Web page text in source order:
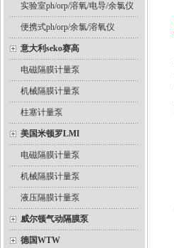
实验室ph/orp/溶氧/电导/余氯仪
便携式ph/orp/余氯/溶氧仪
意大利seko赛高
电磁隔膜计量泵
机械隔膜计量泵
柱塞计量泵
美国米顿罗LMI
电磁隔膜计量泵
机械隔膜计量泵
液压隔膜计量泵
威尔顿气动隔膜泵
德国WTW